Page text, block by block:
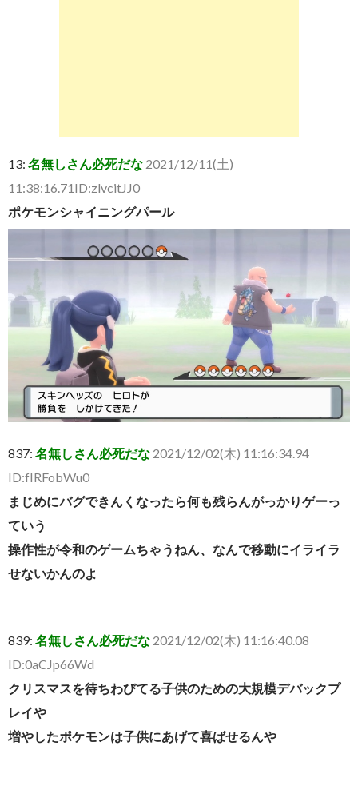
13: 名無しさん必死だな 2021/12/11(土)
11:38:16.71ID:zlvcitJJ0
ポケモンシャイニングパール
837: 名無しさん必死だな 2021/12/02(木) 11:16:34.94
ID:fIRFobWu0
まじめにバグできんくなったら何も残らんがっかりゲーっ
ていう
操作性が令和のゲームちゃうねん、なんで移動にイライラ
せないかんのよ
839: 名無しさん必死だな 2021/12/02(木) 11:16:40.08
ID:0aCJp66Wd
クリスマスを待ちわびてる子供のための大規模デバックプ
レイや
増やしたポケモンは子供にあげて喜ばせるんや